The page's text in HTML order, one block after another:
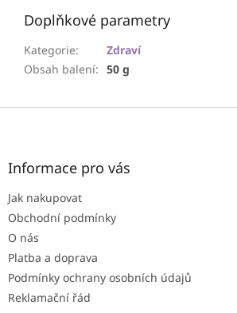
Doplňkové parametry
Kategorie:
Zdraví
Obsah balení: 50 g
Z
Informace pro vás
Jak nakupovat
Obchodní podmínky
O nás
Platba a doprava
Podmínky ochrany osobních údajů
Reklamační řád